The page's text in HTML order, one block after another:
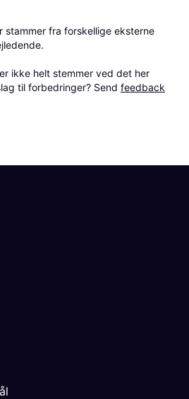
stammer fra forskellige eksterne
ikke helt stemmer ved det her
til forbedringer? Send feedback